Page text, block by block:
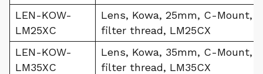
LEN-KOW-
LM25XC
Lens, Kowa, 25mm, C-Mount,
filter thread, LM25CX
LEN-KOW-
LM35XC
Lens, Kowa, 35mm, C-Mount,
filter thread, LM35CX